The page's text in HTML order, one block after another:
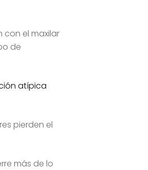
con el maxilar
de
atípica
pierden el
más de lo